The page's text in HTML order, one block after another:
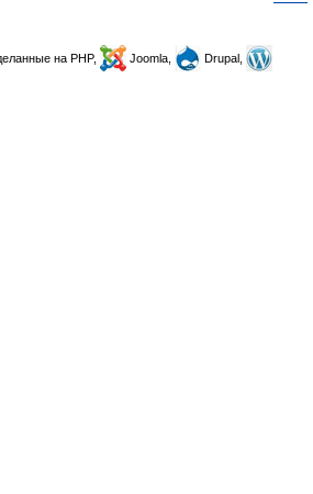
на PHP, Joomla,
Drupal,